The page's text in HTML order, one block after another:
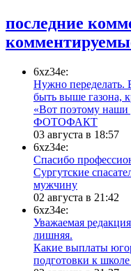
последние
6xz34e:
Нужно переделать.
быть выше газона,
«Вот поэтому наши
ФОТОФАКТ
03 августа в 18:57
6xz34e:
Спасибо
Сургутские
мужчину
02 августа в 21:42
6xz34e:
Уважаемая
лишняя.
Какие выплаты
подготовки к